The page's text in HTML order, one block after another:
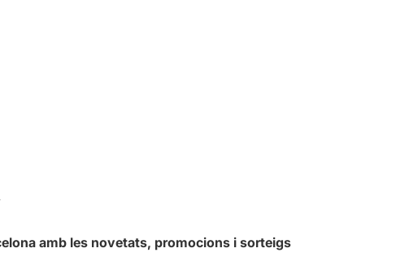
amb les novetats, promocions i sorteigs